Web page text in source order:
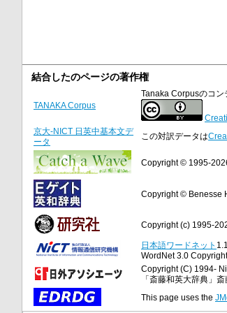
結合したのページの著作権
TANAKA Corpus
Tanaka Corpusのコン
京大-NICT 日英中基本文デ
ータ
この対訳データは
Copyright © 1995-
Copyright © Benesse
Copyright (c) 1995-
日本語ワードネット
WordNet 3.0
Copyright (C) 1994-
「斎藤和英大辞典」
This page uses the